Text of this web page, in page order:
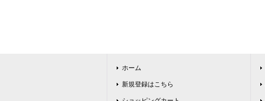
ホーム
新規登録はこちら